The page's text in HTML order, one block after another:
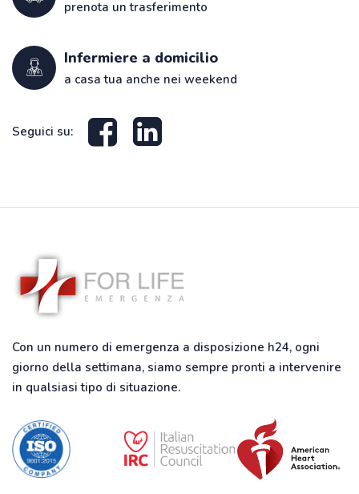
prenota un trasferimento
Infermiere a domicilio
a casa tua anche nei weekend
Seguici su:
Con un numero di emergenza a disposizione h24, ogni
giorno della settimana, siamo sempre pronti a intervenire
in qualsiasi tipo di situazione.